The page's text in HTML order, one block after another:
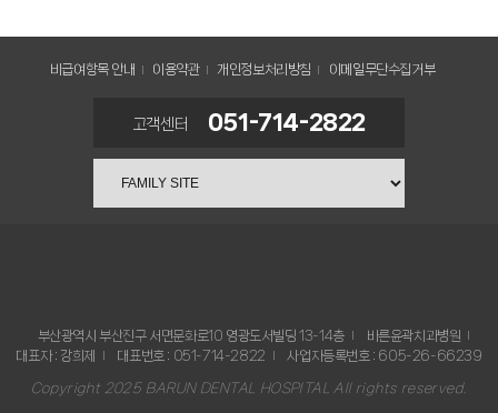
비급여항목 안내 이용약관 개인정보처리방침 이메일무단수집거부
고객센터 051-714-2822
부산광역시 부산진구 서면문화로10 영광도서빌딩 13-14층
바른윤곽치과병원
대표자 : 강희제
대표번호 : 051-714-2822 사업자등록번호 : 605-26-66239
Copyright 2025 BARUN DENTAL HOSPITAL All rights reserved.